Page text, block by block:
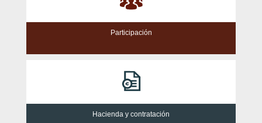
Participación
Hacienda y contratación